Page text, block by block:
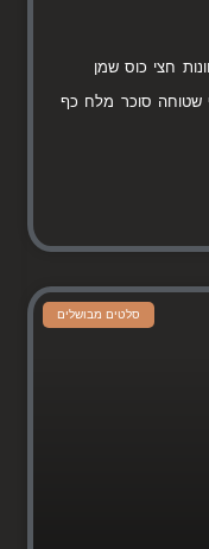
וטחונות חצי כוס שמן
שטוחה סוכר מלח כף
סלטים מבושלים